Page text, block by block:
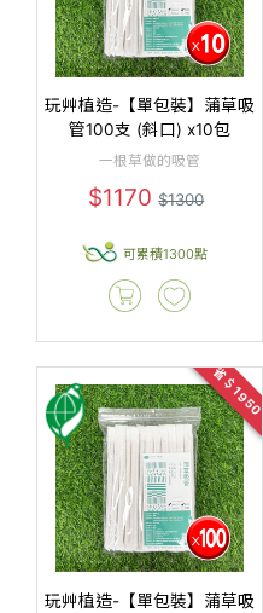
玩艸植造-【單包裝】蒲草吸
管100支 (斜口) x10包
一根草做的吸管
$1170$1300
可累積1300點
省＄1950
玩艸植造-【單包裝】蒲草吸